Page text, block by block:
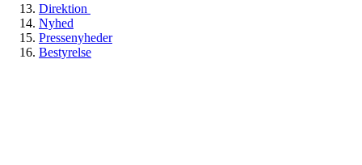
Direktion
Nyhed
Pressenyheder
Bestyrelse